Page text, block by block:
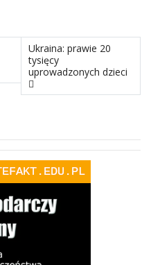
więźniów politycznych
następny materiał:
Ukraina: prawie 20
tysięcy
uprowadzonych dzieci